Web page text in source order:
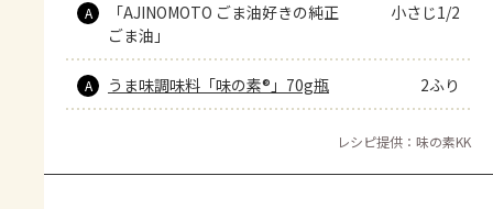
A
「AJINOMOTO ごま油好きの純正
ごま油」
小さじ1/2
A うま味調味料「味の素®」70g瓶 2ふり
レシピ提供：味の素KK